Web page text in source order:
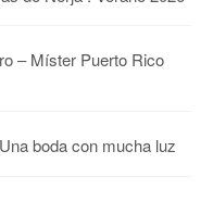
– Míster Puerto Rico
boda con mucha luz